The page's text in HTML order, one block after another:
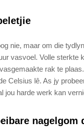
nie, maar om die
vasvoel. Volle
rak te
Celsius lê. As jy
jou harde werk kan
nagelgom